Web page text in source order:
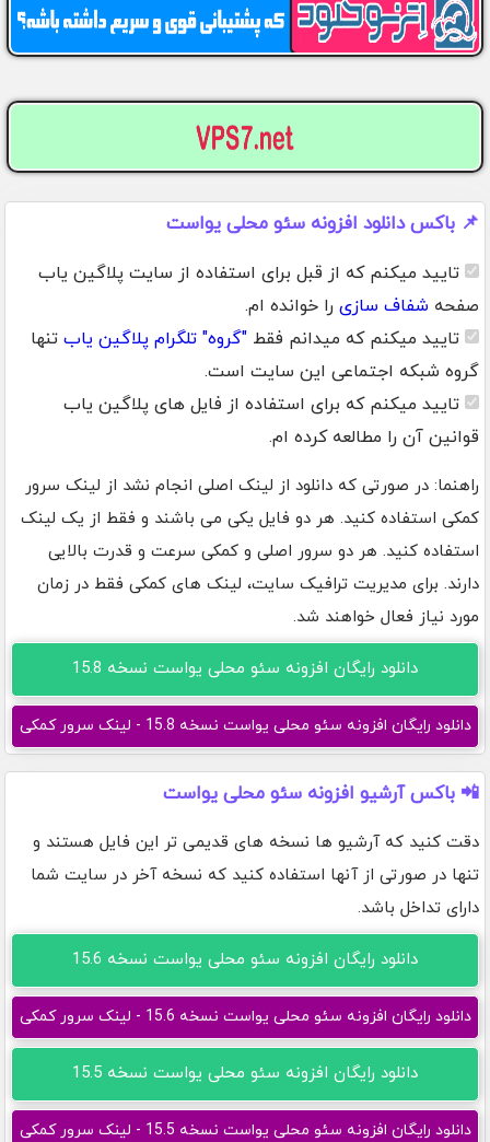
📌 باکس دانلود افزونه سئو محلی یواست
تایید میکنم که از قبل برای استفاده از سایت پلاگین یاب
صفحه شفاف سازی را خوانده ام.
تایید میکنم که میدانم فقط "گروه" تلگرام پلاگین یاب تنها
گروه شبکه اجتماعی این سایت است.
تایید میکنم که برای استفاده از فایل های پلاگین یاب
قوانین آن را مطالعه کرده ام.
راهنما: در صورتی که دانلود از لینک اصلی انجام نشد از لینک سرور
کمکی استفاده کنید. هر دو فایل یکی می باشند و فقط از یک لینک
استفاده کنید. هر دو سرور اصلی و کمکی سرعت و قدرت بالایی
دارند. برای مدیریت ترافیک سایت، لینک های کمکی فقط در زمان
مورد نیاز فعال خواهند شد.
دانلود رایگان افزونه سئو محلی یواست نسخه 15.8
دانلود رایگان افزونه سئو محلی یواست نسخه 15.8 - لینک سرور کمکی
📲 باکس آرشیو افزونه سئو محلی یواست
دقت کنید که آرشیو ها نسخه های قدیمی تر این فایل هستند و
تنها در صورتی از آنها استفاده کنید که نسخه آخر در سایت شما
دارای تداخل باشد.
دانلود رایگان افزونه سئو محلی یواست نسخه 15.6
دانلود رایگان افزونه سئو محلی یواست نسخه 15.6 - لینک سرور کمکی
دانلود رایگان افزونه سئو محلی یواست نسخه 15.5
دانلود رایگان افزونه سئو محلی یواست نسخه 15.5 - لینک سرور کمکی